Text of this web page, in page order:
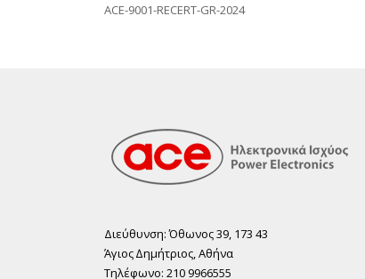
ACE-9001-RECERT-GR-2024
Διεύθυνση: Όθωνος 39, 173 43
Άγιος ∆ηµήτριος, Αθήνα
Τηλέφωνο: 210 9966555